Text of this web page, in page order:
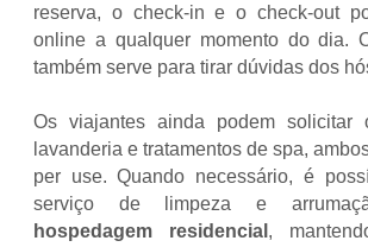
reserva, o check-in e o check-out
online a qualquer momento do dia.
também serve para tirar dúvidas dos
Os viajantes ainda podem solicitar
lavanderia e tratamentos de spa,
per use. Quando necessário, é
serviço de limpeza e
hospedagem residencial ,